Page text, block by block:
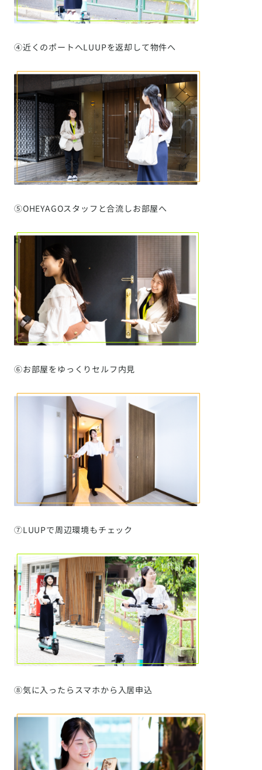
④近くのポートへLUUPを返却して物件へ
⑤OHEYAGOスタッフと合流しお部屋へ
⑥お部屋をゆっくりセルフ内見
⑦LUUPで周辺環境もチェック
⑧気に入ったらスマホから入居申込